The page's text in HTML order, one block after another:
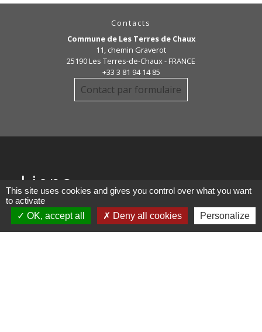
Contacts
Commune de Les Terres de Chaux
11, chemin Graverot
25190 Les Terres-de-Chaux - FRANCE
+33 3 81 94 14 85
Contact par formulaire
Liens
COMMUNAUTE DE COMMUNE
PAYS DE MAICHE
This site uses cookies and gives you control over what you want
to activate
OK, accept all
Deny all cookies Personalize